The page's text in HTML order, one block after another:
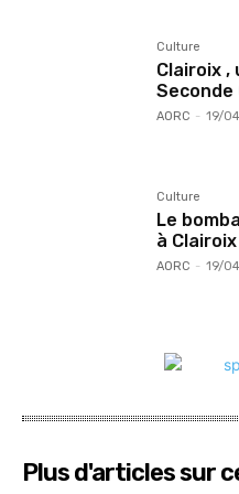
Culture
Clairoix ,
Seconde
AORC - 19/
Culture
Le
à
AORC - 19/
Plus d'articles sur